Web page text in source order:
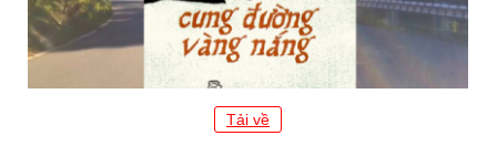
Tải về